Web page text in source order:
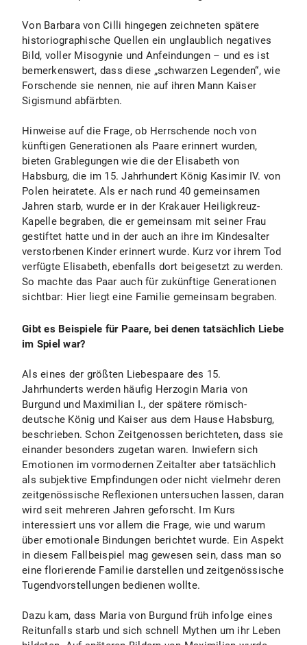
Von Barbara von Cilli hingegen zeichneten spätere
historiographische Quellen ein unglaublich negatives
Bild, voller Misogynie und Anfeindungen – und es ist
bemerkenswert, dass diese „schwarzen Legenden“, wie
Forschende sie nennen, nie auf ihren Mann Kaiser
Sigismund abfärbten.
Hinweise auf die Frage, ob Herrschende noch von
künftigen Generationen als Paare erinnert wurden,
bieten Grablegungen wie die der Elisabeth von
Habsburg, die im 15. Jahrhundert König Kasimir IV. von
Polen heiratete. Als er nach rund 40 gemeinsamen
Jahren starb, wurde er in der Krakauer Heiligkreuz-
Kapelle begraben, die er gemeinsam mit seiner Frau
gestiftet hatte und in der auch an ihre im Kindesalter
verstorbenen Kinder erinnert wurde. Kurz vor ihrem Tod
verfügte Elisabeth, ebenfalls dort beigesetzt zu werden.
So machte das Paar auch für zukünftige Generationen
sichtbar: Hier liegt eine Familie gemeinsam begraben.
Gibt es Beispiele für Paare, bei denen tatsächlich Liebe
im Spiel war?
Als eines der größten Liebespaare des 15.
Jahrhunderts werden häufig Herzogin Maria von
Burgund und Maximilian I., der spätere römisch-
deutsche König und Kaiser aus dem Hause Habsburg,
beschrieben. Schon Zeitgenossen berichteten, dass sie
einander besonders zugetan waren. Inwiefern sich
Emotionen im vormodernen Zeitalter aber tatsächlich
als subjektive Empfindungen oder nicht vielmehr deren
zeitgenössische Reflexionen untersuchen lassen, daran
wird seit mehreren Jahren geforscht. Im Kurs
interessiert uns vor allem die Frage, wie und warum
über emotionale Bindungen berichtet wurde. Ein Aspekt
in diesem Fallbeispiel mag gewesen sein, dass man so
eine florierende Familie darstellen und zeitgenössische
Tugendvorstellungen bedienen wollte.
Dazu kam, dass Maria von Burgund früh infolge eines
Reitunfalls starb und sich schnell Mythen um ihr Leben